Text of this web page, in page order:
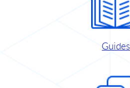
Guides